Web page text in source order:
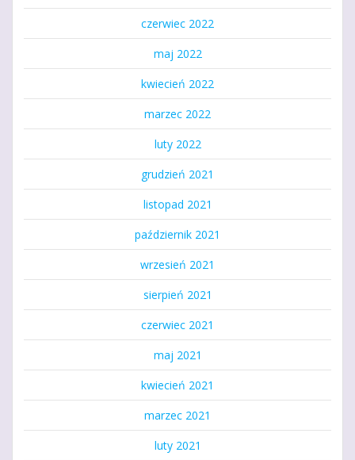
czerwiec 2022
maj 2022
kwiecień 2022
marzec 2022
luty 2022
grudzień 2021
listopad 2021
październik 2021
wrzesień 2021
sierpień 2021
czerwiec 2021
maj 2021
kwiecień 2021
marzec 2021
luty 2021